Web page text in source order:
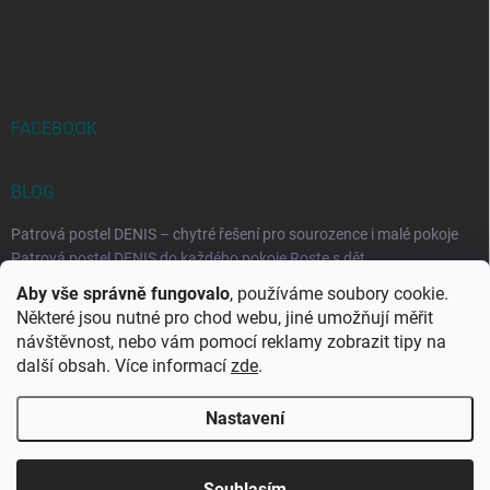
Aby vše správně fungovalo, používáme soubory cookie.
Některé jsou nutné pro chod webu, jiné umožňují měřit
návštěvnost, nebo vám pomocí reklamy zobrazit tipy na
další obsah. Více informací zde.
Nastavení
FACEBOOK
BLOG
Patrová postel DENIS – chytré řešení pro sourozence i malé pokoje
Patrová postel DENIS do každého pokoje Roste s dět...
Rozkládací postele RELAX – ideální řešení pro malé prostory i
každodenní spaní
Rozkládací postel, která se přizpůsobí vašemu živo...
Copyright 2026DK-obchod.cz. Všechna práva vyhrazena.Upravit
nastavení cookies